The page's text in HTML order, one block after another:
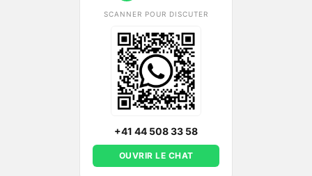
SCANNER POUR DISCUTER
+41 44 508 33 58
OUVRIR LE CHAT